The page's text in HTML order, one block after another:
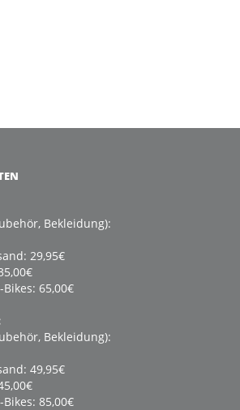
Bekleidung):
29,95€
65,00€
Bekleidung):
49,95€
85,00€